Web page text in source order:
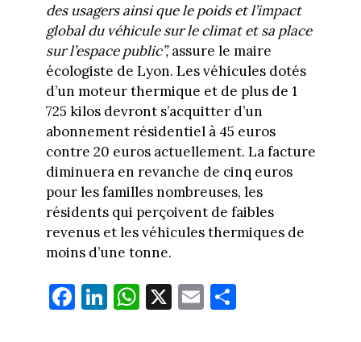
des usagers ainsi que le poids et l’impact
global du véhicule sur le climat et sa place
sur l’espace public”,assure le maire
écologiste de Lyon. Les véhicules dotés
d’un moteur thermique et de plus de 1
725 kilos devront s’acquitter d’un
abonnement résidentiel à 45 euros
contre 20 euros actuellement. La facture
diminuera en revanche de cinq euros
pour les familles nombreuses, les
résidents qui perçoivent de faibles
revenus et les véhicules thermiques de
moins d’une tonne.
Fa
ce
Li
nk
W
ha
X E
m
Pa
rt